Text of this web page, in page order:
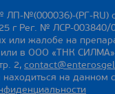
ЛП-№(000036)-(РГ-RU)
г Рег. № ЛСР-003840/
жалобе на
или в ООО «ТНК
2,
на данном